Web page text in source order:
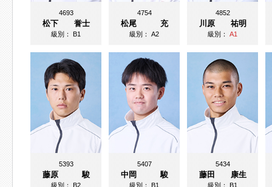
4693
松下 誉士
級別：B1
4754
松尾 充
級別：A2
4852
川原 祐明
級別：A1
5393
藤原 駿
級別：B2
5407
中岡 駿
級別：B1
5434
藤田 康生
級別：B1